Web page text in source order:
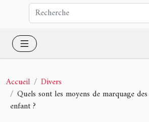
Accueil
Divers
Quels sont les moyens de marquage
enfant ?